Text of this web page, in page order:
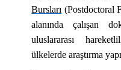
Bursları (Postdoctoral
alanında çalışan
uluslararası
ülkelerde araştırma